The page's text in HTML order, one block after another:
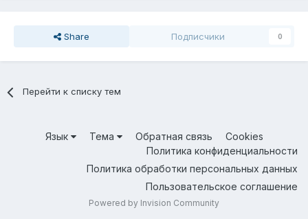
Share Подписчики 0
Перейти к списку тем
Язык Тема Обратная связь
Cookies
Политика конфиденциальности
Политика обработки персональных данных
Пользовательское соглашение
Powered by Invision Community